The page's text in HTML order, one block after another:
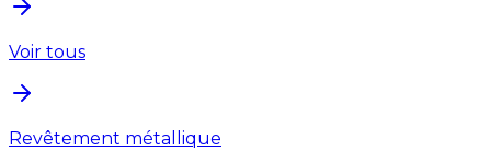
Voir tous
Revêtement métallique